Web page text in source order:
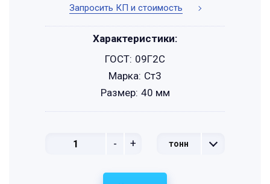
Запросить КП и стоимость
- + тонн
Характеристики:
ГОСТ: 09Г2С
Марка: Ст3
Размер: 40 мм